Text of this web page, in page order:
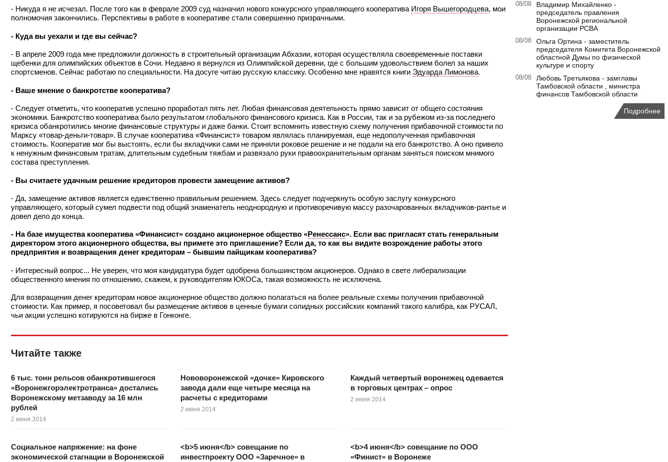
- Никуда я не исчезал. После того как в феврале 2009 суд назначил нового конкурсного управляющего кооператива Игоря Вышегородцева, мои
полномочия закончились. Перспективы в работе в кооперативе стали совершенно призрачными.
- Куда вы уехали и где вы сейчас?
- В апреле 2009 года мне предложили должность в строительный организации Абхазии, которая осуществляла своевременные поставки
щебенки для олимпийских объектов в Сочи. Недавно я вернулся из Олимпийской деревни, где с большим удовольствием болел за наших
спортсменов. Сейчас работаю по специальности. На досуге читаю русскую классику. Особенно мне нравятся книги Эдуарда Лимонова.
- Ваше мнение о банкротстве кооператива?
- Следует отметить, что кооператив успешно проработал пять лет. Любая финансовая деятельность прямо зависит от общего состояния
экономики. Банкротство кооператива было результатом глобального финансового кризиса. Как в России, так и за рубежом из-за последнего
кризиса обанкротились многие финансовые структуры и даже банки. Стоит вспомнить известную схему получения прибавочной стоимости по
Марксу «товар-деньги-товар». В случае кооператива «Финансист» товаром являлась планируемая, еще недополученная прибавочная
стоимость. Кооператив мог бы выстоять, если бы вкладчики сами не приняли роковое решение и не подали на его банкротство. А оно привело
к ненужным финансовым тратам, длительным судебным тяжбам и развязало руки правоохранительным органам заняться поиском мнимого
состава преступления.
- Вы считаете удачным решение кредиторов провести замещение активов?
- Да, замещение активов является единственно правильным решением. Здесь следует подчеркнуть особую заслугу конкурсного
управляющего, который сумел подвести под общий знаменатель неоднородную и противоречивую массу разочарованных вкладчиков-рантье и
довел дело до конца.
- На базе имущества кооператива «Финансист» создано акционерное общество «Ренессанс». Если вас пригласят стать генеральным
директором этого акционерного общества, вы примете это приглашение? Если да, то как вы видите возрождение работы этого
предприятия и возвращения денег кредиторам – бывшим пайщикам кооператива?
- Интересный вопрос... Не уверен, что моя кандидатура будет одобрена большинством акционеров. Однако в свете либерализации
общественного мнения по отношению, скажем, к руководителям ЮКОСа, такая возможность не исключена.
Для возвращения денег кредиторам новое акционерное общество должно полагаться на более реальные схемы получения прибавочной
стоимости. Как пример, я посоветовал бы размещение активов в ценные бумаги солидных российских компаний такого калибра, как РУСАЛ,
чьи акции успешно котируются на бирже в Гонконге.
Читайте также
6 тыс. тонн рельсов обанкротившегося
«Воронежгорэлектротранса» достались
Воронежскому метзаводу за 16 млн
рублей
2 июня 2014
Нововоронежской «дочке» Кировского
завода дали еще четыре месяца на
расчеты с кредиторами
2 июня 2014
Каждый четвертый воронежец одевается
в торговых центрах – опрос
2 июня 2014
Социальное напряжение: на фоне
экономической стагнации в Воронежской
<b>5 июня</b> совещание по
инвестпроекту ООО «Заречное» в
<b>4 июня</b> совещание по ООО
«Финист» в Воронеже
08/08
Владимир Михайленко -
председатель правления
Воронежской региональной
организации РСВА
08/08
Ольга Ортина - заместитель
председателя Комитета Воронежской
областной Думы по физической
культуре и спорту
08/08
Любовь Третьякова - замглавы
Тамбовской области , министра
финансов Тамбовской области
Подробнее